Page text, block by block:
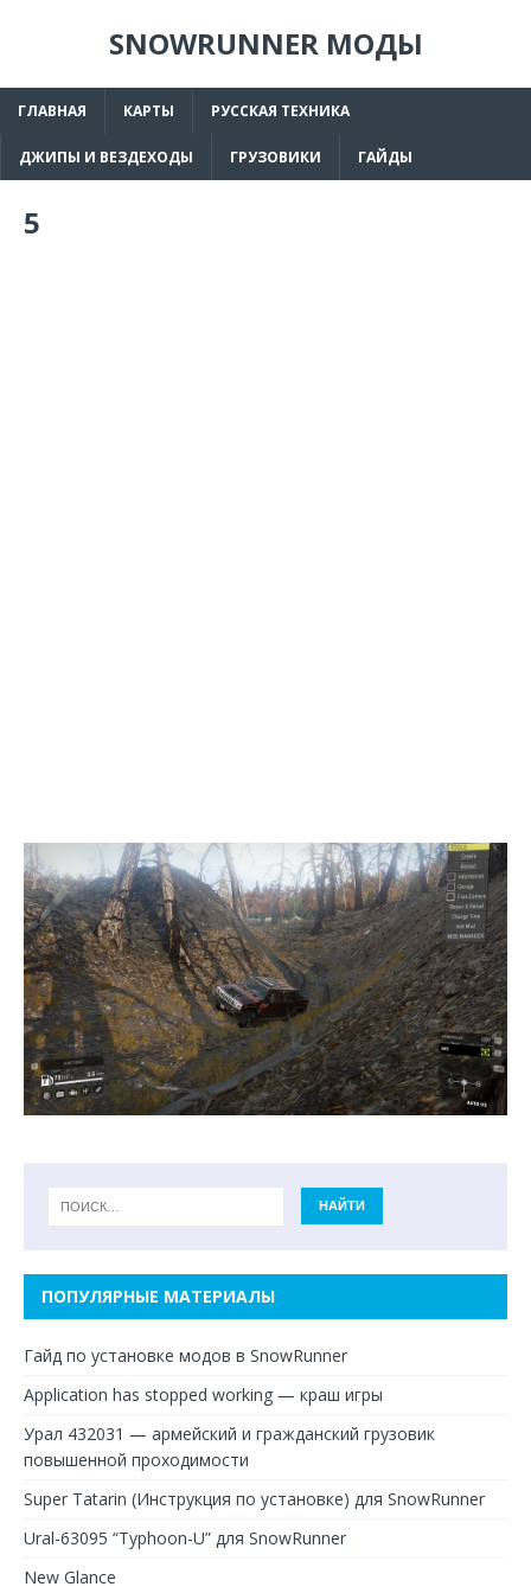
SNOWRUNNER МОДЫ
ГЛАВНАЯ КАРТЫ РУССКАЯ ТЕХНИКА
ДЖИПЫ И ВЕЗДЕХОДЫ ГРУЗОВИКИ ГАЙДЫ
5
ПОПУЛЯРНЫЕ МАТЕРИАЛЫ
Гайд по установке модов в SnowRunner
Application has stopped working — краш игры
Урал 432031 — армейский и гражданский грузовик
повышенной проходимости
Super Tatarin (Инструкция по установке) для SnowRunner
Ural-63095 “Typhoon-U” для SnowRunner
New Glance